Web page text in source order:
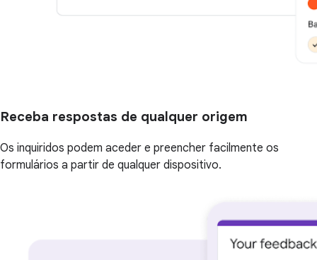
Receba respostas de qualquer origem
Os inquiridos podem aceder e preencher facilmente os
formulários a partir de qualquer dispositivo.